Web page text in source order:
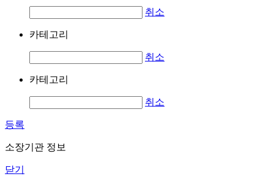
취소
카테고리
취소
카테고리
취소
등록
소장기관 정보
닫기